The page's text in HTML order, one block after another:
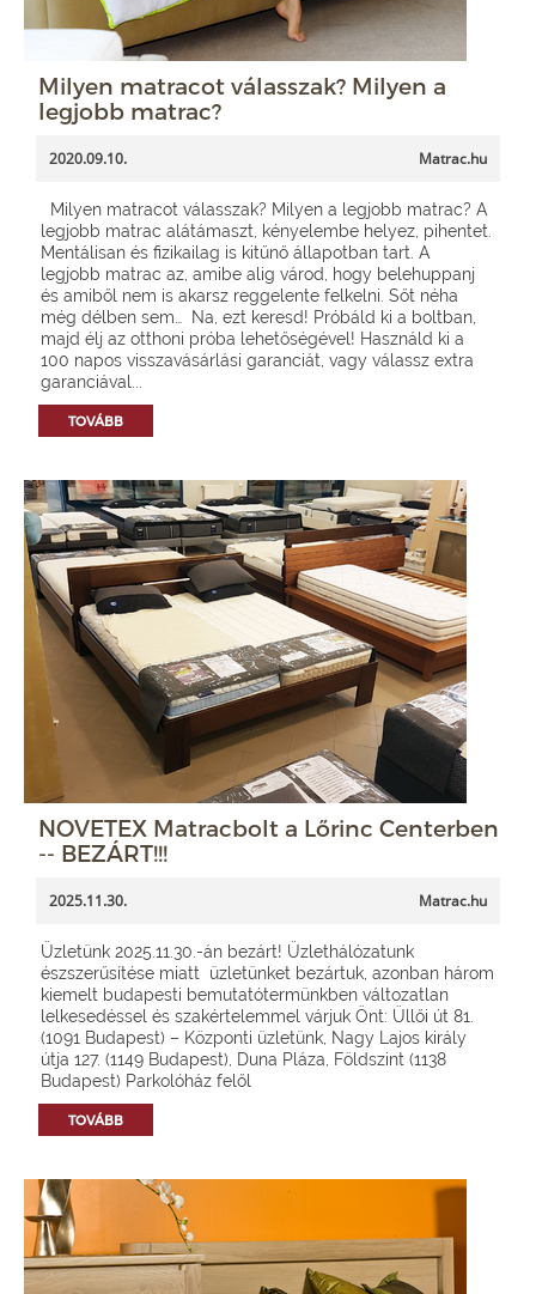
Milyen matracot válasszak? Milyen a
legjobb matrac?
2020.09.10. Matrac.hu
Milyen matracot válasszak? Milyen a legjobb matrac? A
legjobb matrac alátámaszt, kényelembe helyez, pihentet.
Mentálisan és fizikailag is kitűnő állapotban tart. A
legjobb matrac az, amibe alig várod, hogy belehuppanj
és amiből nem is akarsz reggelente felkelni. Sőt néha
még délben sem… Na, ezt keresd! Próbáld ki a boltban,
majd élj az otthoni próba lehetőségével! Használd ki a
100 napos visszavásárlási garanciát, vagy válassz extra
garanciával...
TOVÁBB
NOVETEX Matracbolt a Lőrinc Centerben
-- BEZÁRT!!!
2025.11.30. Matrac.hu
Üzletünk 2025.11.30.-án bezárt! Üzlethálózatunk
észszerűsítése miatt üzletünket bezártuk, azonban három
kiemelt budapesti bemutatótermünkben változatlan
lelkesedéssel és szakértelemmel várjuk Önt: Üllői út 81.
(1091 Budapest) – Központi üzletünk, Nagy Lajos király
útja 127. (1149 Budapest), Duna Pláza, Földszint (1138
Budapest) Parkolóház felől
TOVÁBB